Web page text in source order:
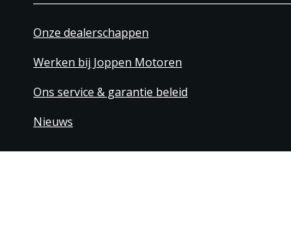
Onze dealerschappen
Werken bij Joppen Motoren
Ons service & garantie beleid
Nieuws